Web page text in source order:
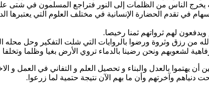
يخرج الناس من الظلمات إلى النور فتراجع المسلمون في شتى
في تقدم الحضارة الإنسانية في مختلف العلوم التي يعتبرها
لهم ثرواتهم ثمنا رخيصا.
من رزق وثروة ورضوا بالروايات التي شلت التفكير وحل محله
لشعوبهم ونحن رضينا بالدماء تروي الأرض بغيا وظلما
بالعدل والبناء و تحصيل العلم و التفاني في العمل و
دنياهم وآخرتهم وأن ما بهم الآن نتيجة حتمية لما زرعوا.